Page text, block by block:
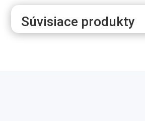
Súvisiace produkty